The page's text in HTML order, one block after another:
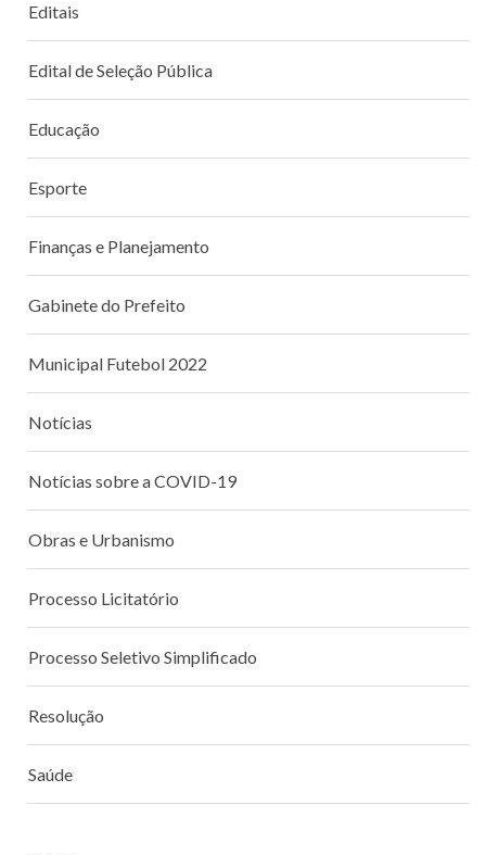
Editais
Edital de Seleção Pública
Educação
Esporte
Finanças e Planejamento
Gabinete do Prefeito
Municipal Futebol 2022
Notícias
Notícias sobre a COVID-19
Obras e Urbanismo
Processo Licitatório
Processo Seletivo Simplificado
Resolução
Saúde